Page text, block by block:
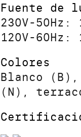
Fuente de
230V-50Hz:
120V-60Hz:
Colores
Blanco (B),
(N),